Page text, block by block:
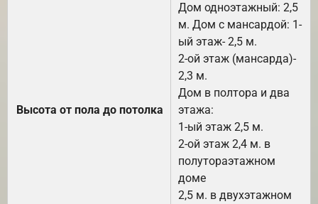
Высота от пола до потолка
Дом одноэтажный: 2,5
м. Дом с мансардой: 1-
ый этаж- 2,5 м.
2-ой этаж (мансарда)-
2,3 м.
Дом в полтора и два
этажа:
1-ый этаж 2,5 м.
2-ой этаж 2,4 м. в
полутораэтажном
доме
2,5 м. в двухэтажном